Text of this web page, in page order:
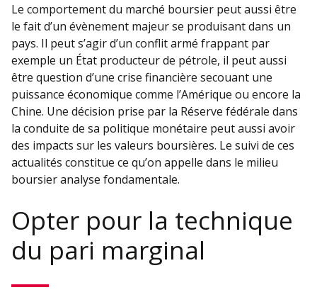
Le comportement du marché boursier peut aussi être
le fait d’un évènement majeur se produisant dans un
pays. Il peut s’agir d’un conflit armé frappant par
exemple un État producteur de pétrole, il peut aussi
être question d’une crise financière secouant une
puissance économique comme l’Amérique ou encore la
Chine. Une décision prise par la Réserve fédérale dans
la conduite de sa politique monétaire peut aussi avoir
des impacts sur les valeurs boursières. Le suivi de ces
actualités constitue ce qu’on appelle dans le milieu
boursier analyse fondamentale.
Opter pour la technique
du pari marginal